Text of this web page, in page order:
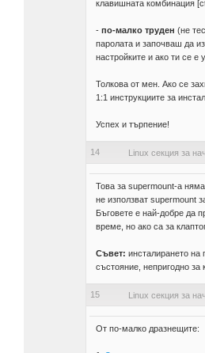
клавишната комбинация
- по-малко труден (не
паролата и започваш да
настройките и ако ти се
Толкова от мен. Ако се
1:1 инструкциите за
Успех и търпение!
14 Linux секция за
Това за supermount-а
не използват supermount
Бъговете е най-добре да
време, но ако са за
Съвет: инсталирането на
състояние, непригодно за
15 Linux секция за
От по-малко дразнещите: